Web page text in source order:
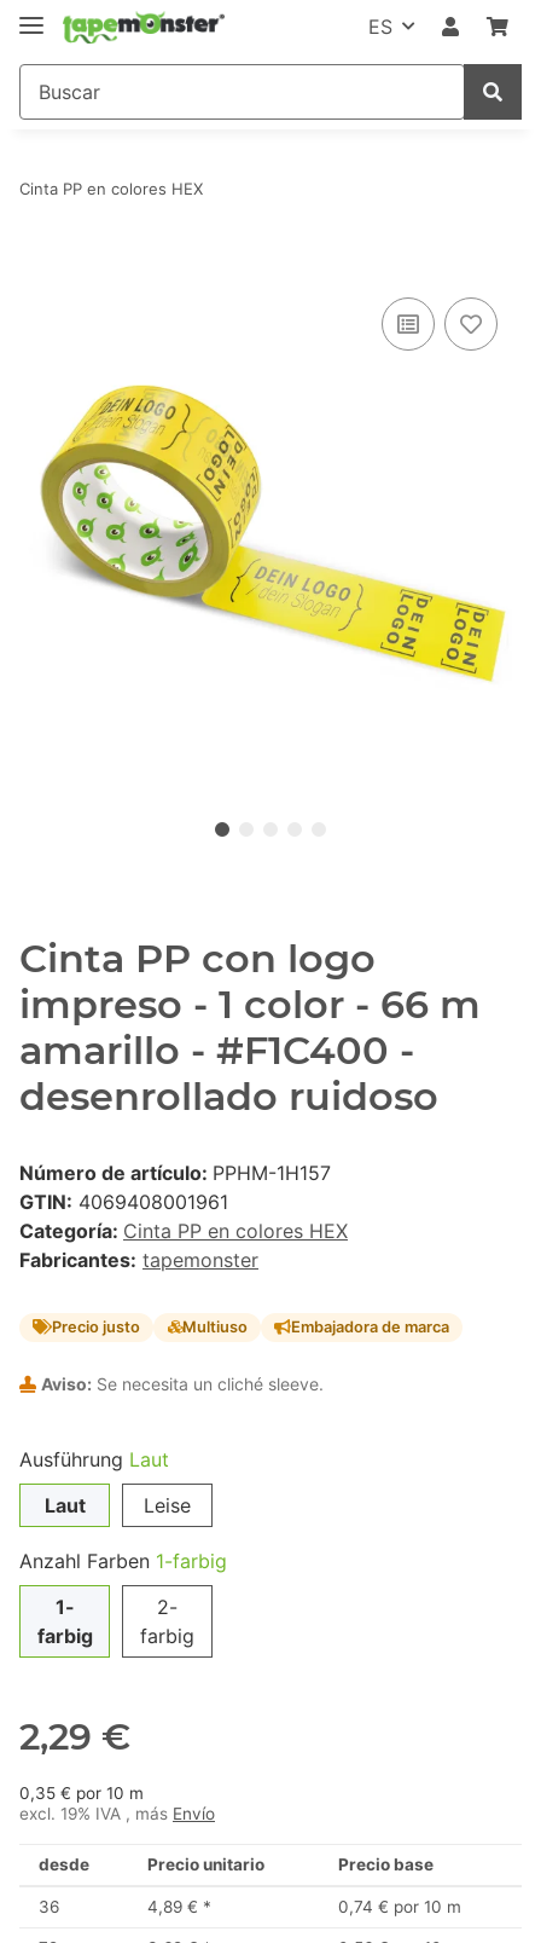
ES
Cinta PP en colores HEX
Cinta PP con logo
impreso - 1 color - 66 m
amarillo - #F1C400 -
desenrollado ruidoso
Número de artículo: PPHM-1H157
GTIN: 4069408001961
Categoría: Cinta PP en colores HEX
Fabricantes: tapemonster
Precio justo Multiuso Embajadora de marca
Aviso: Se necesita un cliché sleeve.
Ausführung Laut
Laut
Leise
Anzahl Farben 1-farbig
1-
farbig
2-
farbig
2,29 €
0,35 € por 10 m
excl. 19% IVA , más Envío
desde Precio unitario Precio base
36 4,89 € * 0,74 € por 10 m